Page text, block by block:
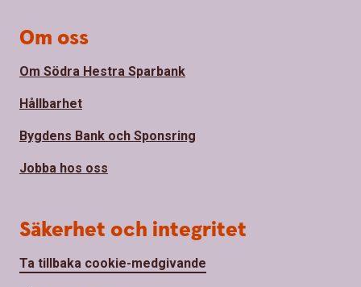
Om oss
Om Södra Hestra Sparbank
Hållbarhet
Bygdens Bank och Sponsring
Jobba hos oss
Säkerhet och integritet
Ta tillbaka cookie-medgivande